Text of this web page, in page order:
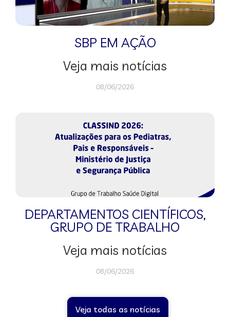
SBP EM AÇÃO
Veja mais notícias
08/06/2026
DEPARTAMENTOS CIENTÍFICOS,
GRUPO DE TRABALHO
Veja mais notícias
08/06/2026
Veja todas as notícias